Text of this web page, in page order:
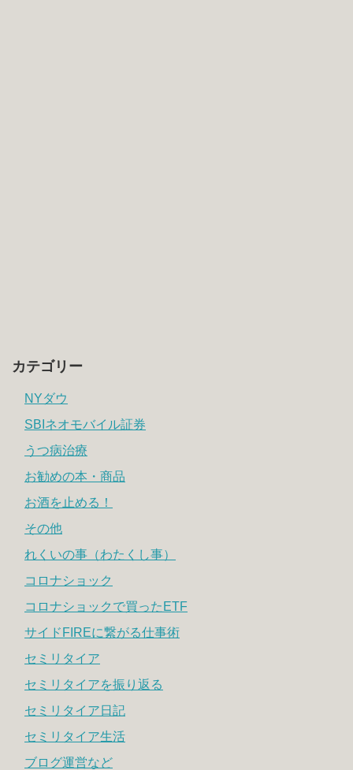
カテゴリー
NYダウ
SBIネオモバイル証券
うつ病治療
お勧めの本・商品
お酒を止める！
その他
れくいの事（わたくし事）
コロナショック
コロナショックで買ったETF
サイドFIREに繋がる仕事術
セミリタイア
セミリタイアを振り返る
セミリタイア日記
セミリタイア生活
ブログ運営など